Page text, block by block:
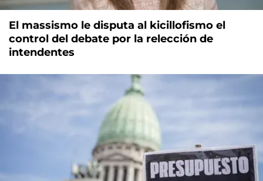
El massismo le disputa al kicillofismo el
control del debate por la relección de
intendentes